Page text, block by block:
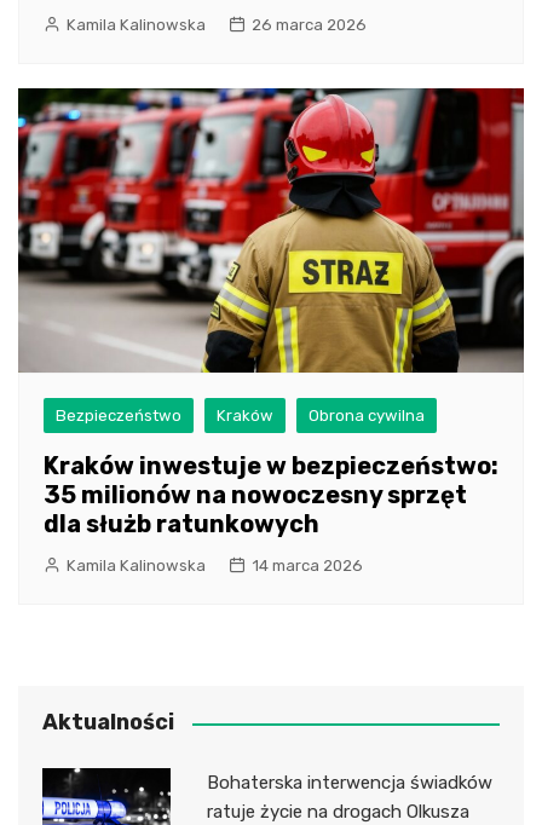
Kamila Kalinowska 26 marca 2026
Bezpieczeństwo Kraków Obrona cywilna
Kraków inwestuje w bezpieczeństwo:
35 milionów na nowoczesny sprzęt
dla służb ratunkowych
Kamila Kalinowska 14 marca 2026
Aktualności
Bohaterska interwencja świadków
ratuje życie na drogach Olkusza